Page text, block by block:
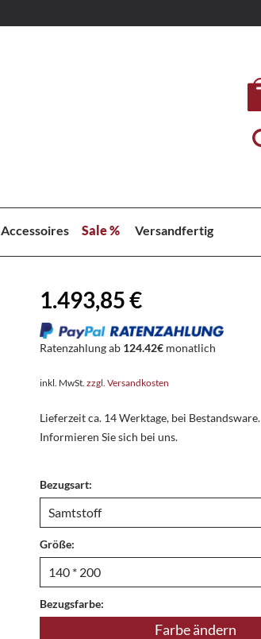
Accessoires Sale % Versandfertig
1.493,85 €
Ratenzahlung ab 124.42€ monatlich
inkl. MwSt.zzgl. Versandkosten
Lieferzeit ca. 14 Werktage, bei Bestandsware.
Informieren Sie sich bei uns.
Bezugsart:
Größe:
Bezugsfarbe:
Farbe ändern